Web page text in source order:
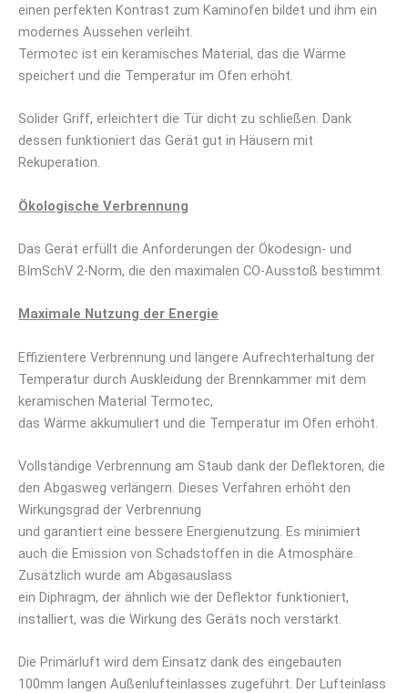
einen perfekten Kontrast zum Kaminofen bildet und ihm ein
modernes Aussehen verleiht.
Termotec ist ein keramisches Material, das die Wärme
speichert und die Temperatur im Ofen erhöht.
Solider Griff, erleichtert die Tür dicht zu schließen. Dank
dessen funktioniert das Gerät gut in Häusern mit
Rekuperation.
Ökologische Verbrennung
Das Gerät erfüllt die Anforderungen der Ökodesign- und
BImSchV 2-Norm, die den maximalen CO-Ausstoß bestimmt.
Maximale Nutzung der Energie
Effizientere Verbrennung und längere Aufrechterhaltung der
Temperatur durch Auskleidung der Brennkammer mit dem
keramischen Material Termotec,
das Wärme akkumuliert und die Temperatur im Ofen erhöht.
Vollständige Verbrennung am Staub dank der Deflektoren, die
den Abgasweg verlängern. Dieses Verfahren erhöht den
Wirkungsgrad der Verbrennung
und garantiert eine bessere Energienutzung. Es minimiert
auch die Emission von Schadstoffen in die Atmosphäre.
Zusätzlich wurde am Abgasauslass
ein Diphragm, der ähnlich wie der Deflektor funktioniert,
installiert, was die Wirkung des Geräts noch verstärkt.
Die Primärluft wird dem Einsatz dank des eingebauten
100mm langen Außenlufteinlasses zugeführt. Der Lufteinlass